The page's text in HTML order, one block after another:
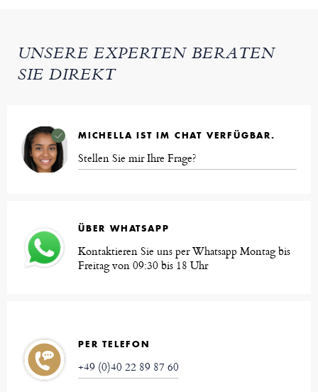
UNSERE EXPERTEN BERATEN
SIE DIREKT
MICHELLA IST IM CHAT VERFÜGBAR.
Stellen Sie mir Ihre Frage?
ÜBER WHATSAPP
Kontaktieren Sie uns per Whatsapp Montag bis
Freitag von 09:30 bis 18 Uhr
PER TELEFON
+49 (0)40 22 89 87 60